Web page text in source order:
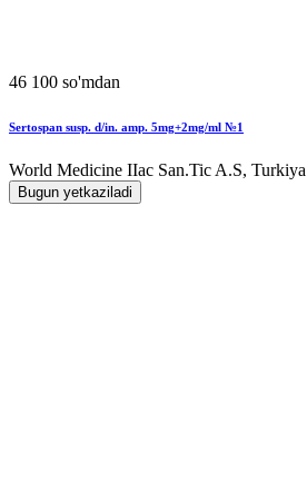
46 100 so'mdan
Sertospan susp. d/in. amp. 5mg+2mg/ml №1
World Мedicine IIac San.Tic A.S, Turkiya
Bugun yetkaziladi